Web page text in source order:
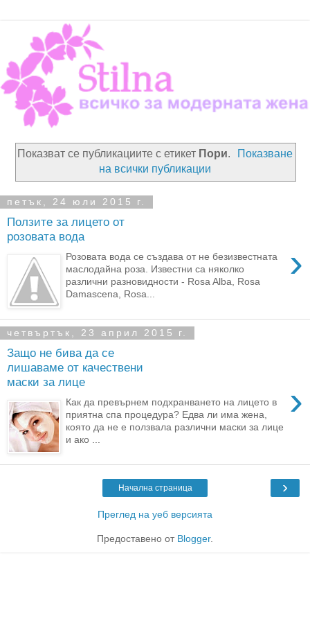
Показват се публикациите с етикет Пори.
Показване
на всички публикации
петък, 24 юли 2015 г.
Ползите за лицето от
розовата вода
›
Розовата вода се създава от не безизвестната
маслодайна роза. Известни са няколко
различни разновидности - Rosa Alba, Rosa
Damascena, Rosa...
четвъртък, 23 април 2015 г.
Защо не бива да се
лишаваме от качествени
маски за лице
›
Как да превърнем подхранването на лицето в
приятна спа процедура? Едва ли има жена,
която да не е ползвала различни маски за лице
и ако ...
›
Начална страница
Преглед на уеб версията
Предоставено от Blogger.